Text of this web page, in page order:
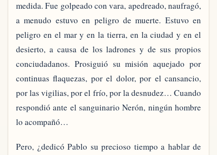
medida. Fue golpeado con vara, apedreado, naufragó,
a menudo estuvo en peligro de muerte. Estuvo en
peligro en el mar y en la tierra, en la ciudad y en el
desierto, a causa de los ladrones y de sus propios
conciudadanos. Prosiguió su misión aquejado por
continuas flaquezas, por el dolor, por el cansancio,
por las vigilias, por el frío, por la desnudez… Cuando
respondió ante el sanguinario Nerón, ningún hombre
lo acompañó…
Pero, ¿dedicó Pablo su precioso tiempo a hablar de